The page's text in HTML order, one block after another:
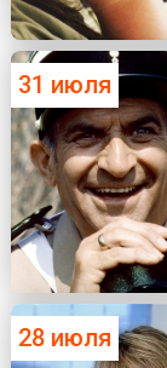
31 июля
28 июля